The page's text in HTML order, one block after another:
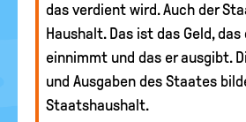
das verdient wird. Auch der
Haushalt. Das ist das Geld,
einnimmt und das er ausgibt.
und Ausgaben des Staates
Staatshaushalt.